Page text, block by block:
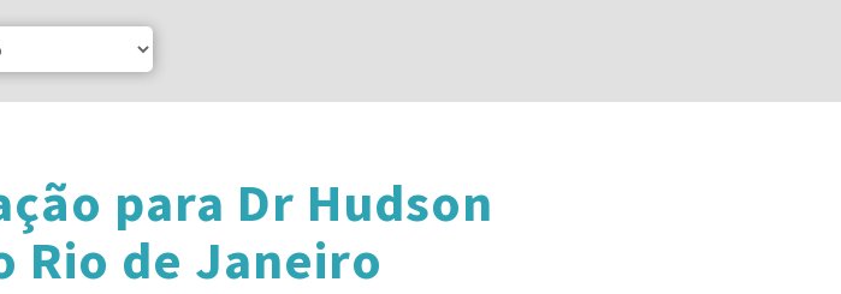
para Dr Hudson
Rio de Janeiro